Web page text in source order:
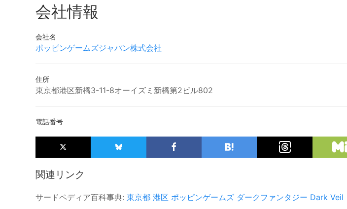
会社情報
会社名
ポッピンゲームズジャパン株式会社
住所
東京都港区新橋3-11-8オーイズミ新橋第2ビル802
電話番号
関連リンク
サードペディア百科事典: 東京都 港区 ポッピンゲームズ ダークファンタジー Dark Veil